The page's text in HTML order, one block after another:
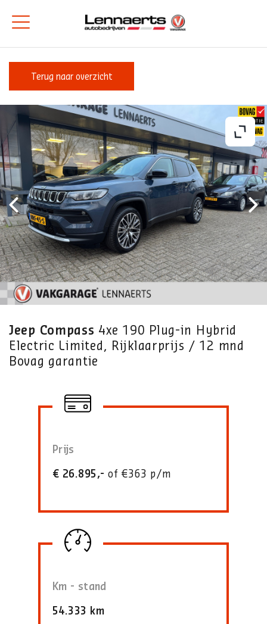
Terug naar overzicht
Jeep Compass 4xe 190 Plug-in Hybrid
Electric Limited, Rijklaarprijs / 12 mnd
Bovag garantie
Prijs
€ 26.895,-of €363 p/m
Km - stand
54.333 km